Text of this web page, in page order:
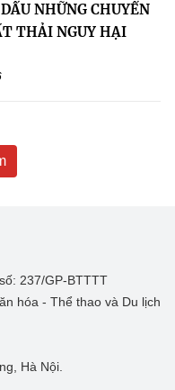
NHỮNG CHUYẾN
THẢI NGUY HẠI
237/GP-BTTTT
hóa - Thể thao và Du lịch
Hà Nội.